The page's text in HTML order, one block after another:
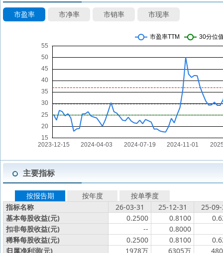
市盈率 市净率 市销率 市现率
主要指标
按报告期 按年度
按单季度
指标名称
26-03-31 25-12-31
25-
基本每股收益(元)
0.2500 0.8100
扣非每股收益(元)
--
0.8000
稀释每股收益(元)
0.2500 0.8100
归属净利润(元)
1978万 6305万